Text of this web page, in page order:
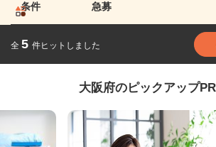
条件 急募
全 5 件ヒットしました
大阪府のピックアップ